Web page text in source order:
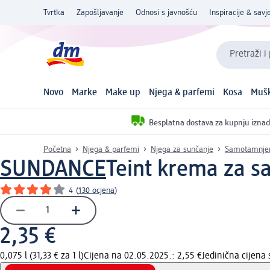
Tvrtka Zapošljavanje Odnosi s javnošću Inspiracije &
Pretraži i
Novo Marke Make up Njega & parfemi Kosa
Besplatna dostava za kupnju
Početna Njega & parfemi Njega za sunčanje
SUNDANCETeint krema za
4 (130 ocjena)
2,35 €
0,075 l (31,33 € za 1 l)Cijena na 02.05.2025.: 2,55 €Jedinična cijena